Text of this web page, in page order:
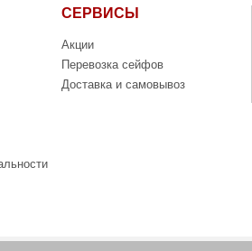
СЕРВИСЫ
Акции
Перевозка сейфов
Доставка и самовывоз